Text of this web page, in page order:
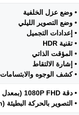
• وضع عزل الخلفية
• وضع التصوير الليلي
• إعدادات التجميل
• تقنية HDR
• المؤقت الذاتي
• إشارة الالتقاط
• كشف الوجوه والابتسامات
• دقة 1080P FHD (بمعدل 30/60 إطار)
• التصوير بالحركة البطيئة (Slow Motion)